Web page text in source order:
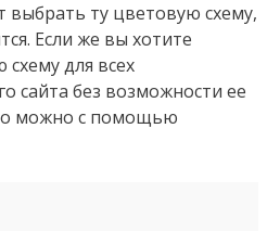
выбрать ту цветовую схему,
Если же вы хотите
для всех
сайта без возможности ее
можно с помощью